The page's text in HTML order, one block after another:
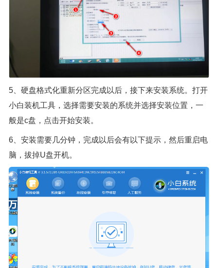
5、硬盘格式化重新分区完成以后，接下来安装系统。打开
小白装机工具，选择需要安装的系统并选择安装位置，一
般是c盘，点击开始安装。
6、安装需要几分钟，完成以后会有以下提示，然后重启电
脑，拔掉U盘开机。